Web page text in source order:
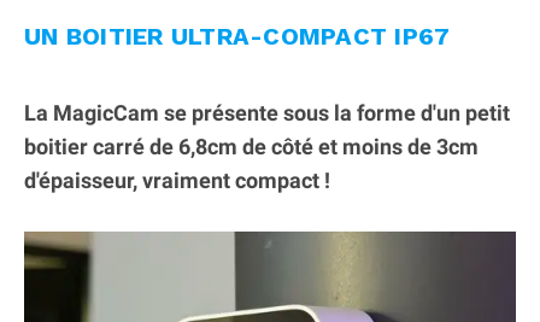
UN BOITIER ULTRA-COMPACT IP67
La MagicCam se présente sous la forme d'un petit
boitier carré de 6,8cm de côté et moins de 3cm
d'épaisseur, vraiment compact !